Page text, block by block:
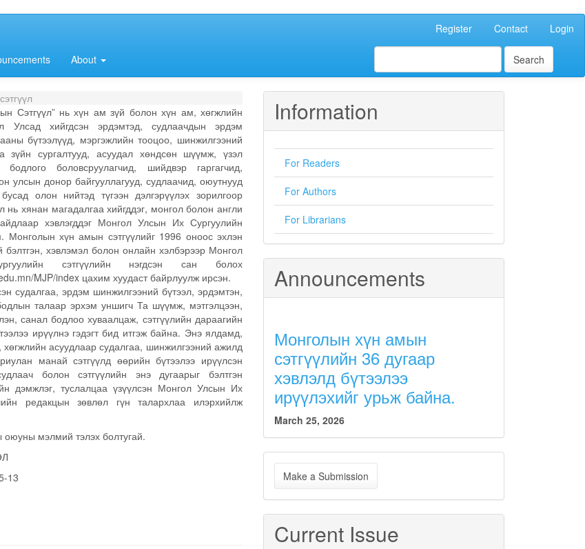
Register Contact Login
About Search
Сэтгүүл” нь хүн ам зүй болон хүн ам, хөгжлийн
Улсад хийгдсэн эрдэмтэд, судлаачдын эрдэм
бүтээлүүд, мэргэжлийн тооцоо, шинжилгээний
зүйн сургалтууд, асуудал хөндсөн шүүмж, үзэл
боловсруулагчид, шийдвэр гаргагчид,
улсын донор байгууллагууд, судлаачид, оюутнууд
олон нийтэд түгээн дэлгэрүүлэх зорилгоор
нь хянан магадалгаа хийгддэг, монгол болон англи
хэвлэгддэг Монгол Улсын Их Сургуулийн
Монголын хүн амын сэтгүүлийг 1996 оноос эхлэн
бэлтгэн, хэвлэмэл болон онлайн хэлбэрээр Монгол
сэтгүүлийн нэгдсэн сан болох
MJP/index цахим хуудаст байрлуулж ирсэн.
судалгаа, эрдэм шинжилгээний бүтээл, эрдэмтэн,
талаар эрхэм уншигч Та шүүмж, мэтгэлцээн,
санал бодлоо хуваалцаж, сэтгүүлийн дараагийн
ирүүлнэ гэдэгт бид итгэж байна. Энэ ялдамд,
асуудлаар судалгаа, шинжилгээний ажилд
манай сэтгүүлд өөрийн бүтээлээ ирүүлсэн
болон сэтгүүлийн энэ дугаарыг бэлтгэн
дэмжлэг, туслалцаа үзүүлсэн Монгол Улсын Их
редакцын зөвлөл гүн талархлаа илэрхийлж
мэлмий тэлэх болтугай.
13
Information
For Readers
For Authors
For Librarians
Announcements
Монголын хүн амын
сэтгүүлийн 36 дугаар
хэвлэлд бүтээлээ
ирүүлэхийг урьж байна.
March 25, 2026
Make
a
Submission
Make a Submission
Current Issue